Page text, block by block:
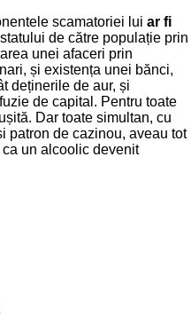
scamatoriei lui ar fi
de către populație prin
unei afaceri prin
și existența unei bănci,
deținerile de aur, și
de capital. Pentru toate
Dar toate simultan, cu
patron de cazinou, aveau tot
un alcoolic devenit